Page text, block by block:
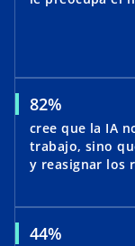
82%
cree que la IA
trabajo, sino
y reasignar los
44%